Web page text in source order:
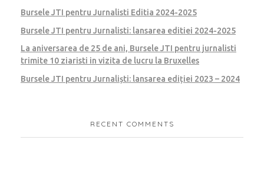
Bursele JTI pentru Jurnalisti Editia 2024-2025
Bursele JTI pentru Jurnalisti: lansarea editiei 2024-2025
La aniversarea de 25 de ani, Bursele JTI pentru jurnalisti
trimite 10 ziaristi in vizita de lucru la Bruxelles
Bursele JTI pentru Jurnaliști: lansarea ediției 2023 – 2024
RECENT COMMENTS